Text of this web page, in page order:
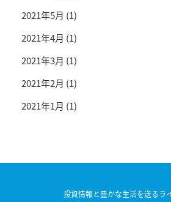
2021年5月 (1)
2021年4月 (1)
2021年3月 (1)
2021年2月 (1)
2021年1月 (1)
投資情報と豊かな生活を送るラ